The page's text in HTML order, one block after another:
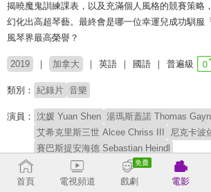
揭曉魔鬼訓練課表，以及充滿個人風格的競賽策略
幻化出高超琴藝。最終會是哪一位幸運兒成功馴服
風琴界最高榮譽？
2019 加拿大 英語 國語 普遍級
類別： 紀錄片 音樂
演員： 沈媛 Yuan Shen 湯瑪斯蓋諾 Thomas
艾希克里斯三世 Alcee Chriss III
尼克卡波
賽巴斯提安海德 Sebastian Heindl
導演：
史黛西坦能邦 Stacey Tenenbaum
首頁 電視頻道 戲劇 電影